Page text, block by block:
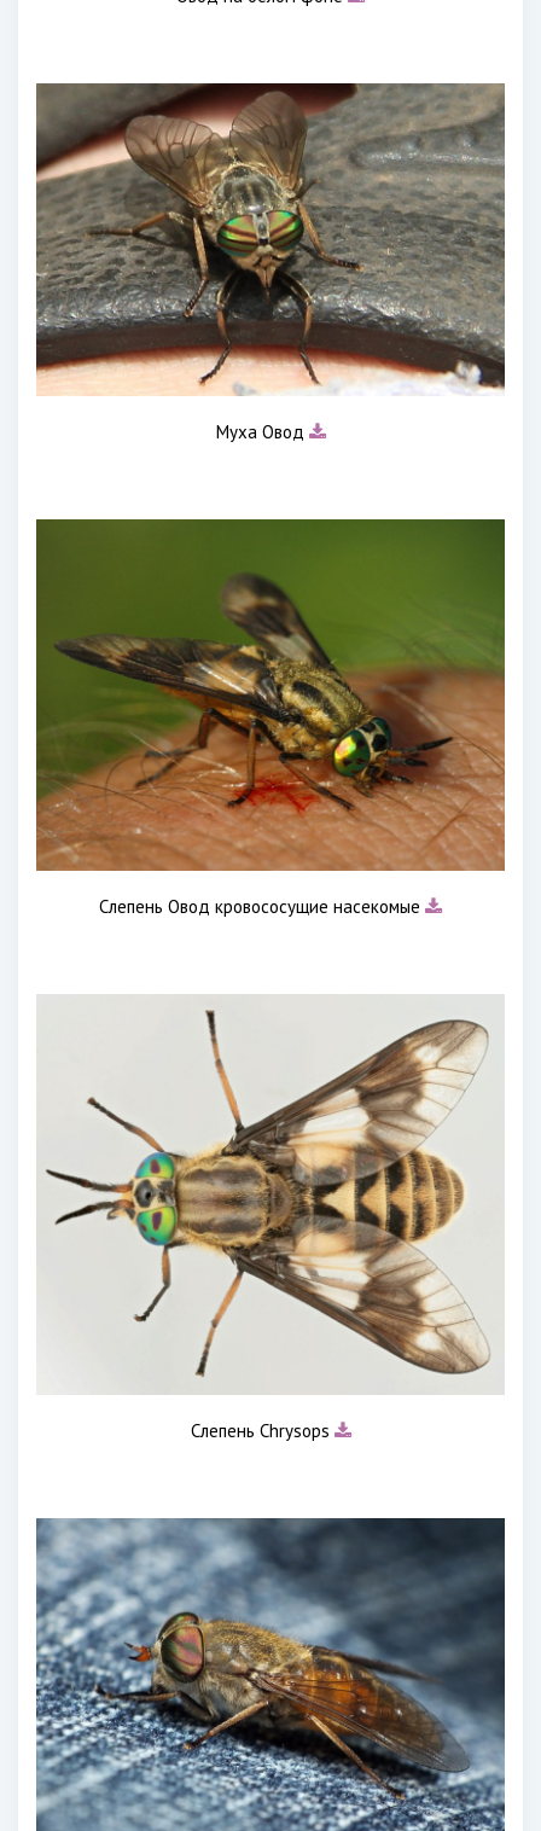
Муха Овод
Слепень Овод кровососущие насекомые
Слепень Chrysops